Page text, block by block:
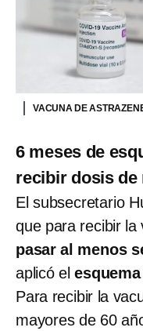
VACUNA DE
6 meses de
recibir dosis de
El subsecretario
que para recibir
pasar al menos
aplicó el
Para recibir la
mayores de 60